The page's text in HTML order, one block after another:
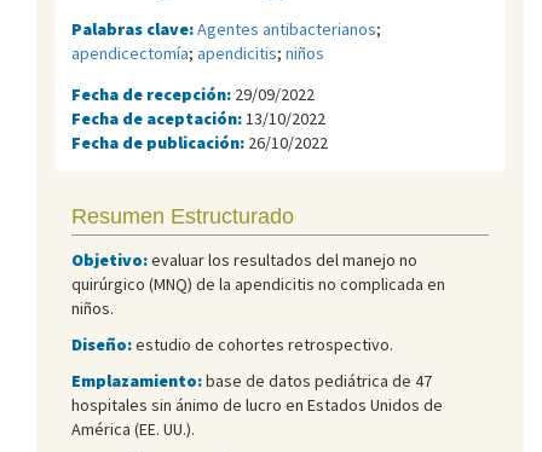
Palabras clave:Agentes antibacterianos;
apendicectomía; apendicitis; niños
Fecha de recepción: 29/09/2022
Fecha de aceptación: 13/10/2022
Fecha de publicación: 26/10/2022
Resumen Estructurado
Objetivo:evaluar los resultados del manejo no
quirúrgico (MNQ) de la apendicitis no complicada en
niños.
Diseño:estudio de cohortes retrospectivo.
Emplazamiento:base de datos pediátrica de 47
hospitales sin ánimo de lucro en Estados Unidos de
América (EE. UU.).